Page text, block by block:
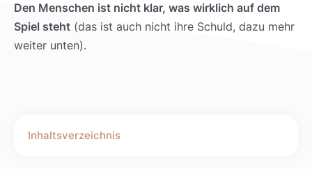
Den Menschen ist nicht klar, was wirklich auf dem
Spiel steht (das ist auch nicht ihre Schuld, dazu mehr
weiter unten).